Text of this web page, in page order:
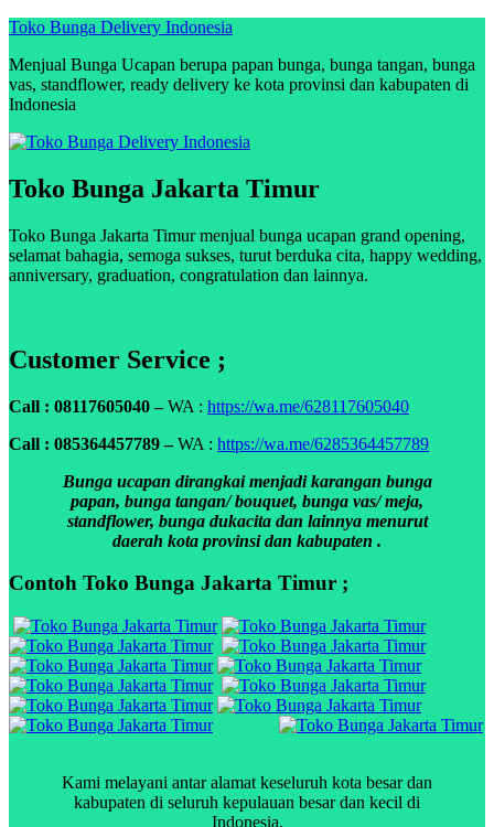
Skip
content
Toko Bunga Delivery Indonesia
Menjual Bunga Ucapan berupa papan bunga, bunga tangan, bunga
vas, standflower, ready delivery ke kota provinsi dan kabupaten di
Indonesia
Toko Bunga Jakarta Timur
Toko Bunga Jakarta Timur menjual bunga ucapan grand opening,
selamat bahagia, semoga sukses, turut berduka cita, happy wedding,
anniversary, graduation, congratulation dan lainnya.
Customer Service ;
Call : 08117605040 –WA : https://wa.me/628117605040
Call : 085364457789 –WA : https://wa.me/6285364457789
Bunga ucapan dirangkai menjadi karangan bunga
papan, bunga tangan/ bouquet, bunga vas/ meja,
standflower, bunga dukacita dan lainnya menurut
daerah kota provinsi dan kabupaten .
Contoh Toko Bunga Jakarta Timur ;
Kami melayani antar alamat keseluruh kota besar dan
kabupaten di seluruh kepulauan besar dan kecil di
Indonesia.